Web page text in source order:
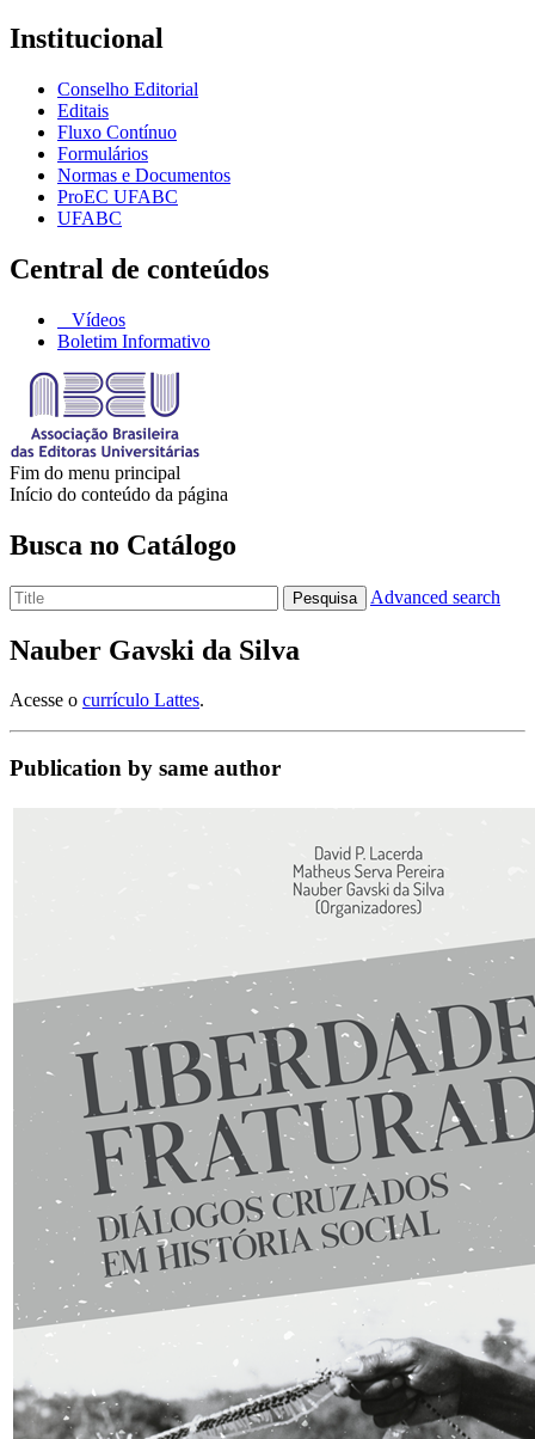
Institucional
Conselho Editorial
Editais
Fluxo Contínuo
Formulários
Normas e Documentos
ProEC UFABC
UFABC
Central de conteúdos
Vídeos
Boletim Informativo
Fim do menu principal
Início do conteúdo da página
Busca no Catálogo
Pesquisa Advanced search
Nauber Gavski da Silva
Acesse o currículo Lattes.
Publication by same author